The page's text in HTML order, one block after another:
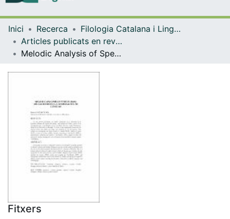
Navega per tot el DD
Inici Recerca
Filologia Catalana i Lingüística General
Articles publicats en revistes (Filologia Catalana i Lingüística General)
Melodic Analysis of Speech (MAS): aplicaciones en la comparación de lenguas
Fitxers